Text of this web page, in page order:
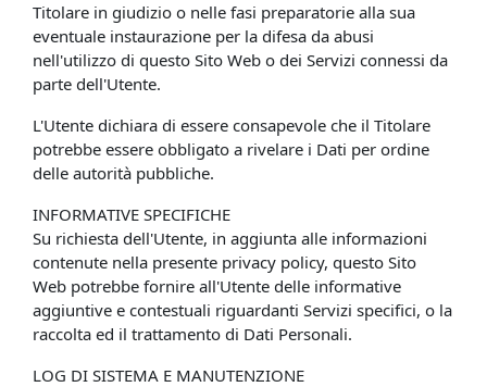
Titolare in giudizio o nelle fasi preparatorie alla sua
eventuale instaurazione per la difesa da abusi
nell'utilizzo di questo Sito Web o dei Servizi connessi da
parte dell'Utente.
L'Utente dichiara di essere consapevole che il Titolare
potrebbe essere obbligato a rivelare i Dati per ordine
delle autorità pubbliche.
INFORMATIVE SPECIFICHE
Su richiesta dell'Utente, in aggiunta alle informazioni
contenute nella presente privacy policy, questo Sito
Web potrebbe fornire all'Utente delle informative
aggiuntive e contestuali riguardanti Servizi specifici, o la
raccolta ed il trattamento di Dati Personali.
LOG DI SISTEMA E MANUTENZIONE